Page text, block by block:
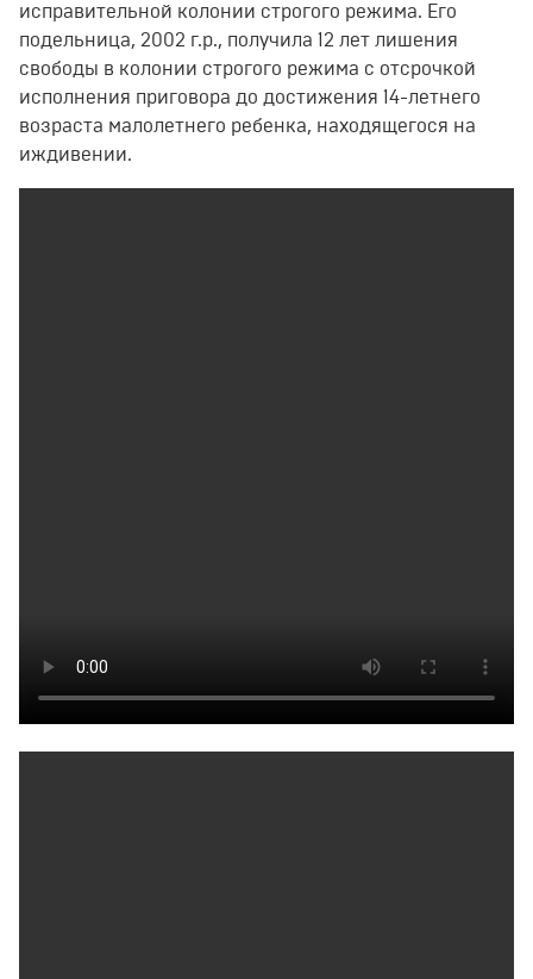
исправительной колонии строгого режима. Его
подельница, 2002 г.р., получила 12 лет лишения
свободы в колонии строгого режима с отсрочкой
исполнения приговора до достижения 14-летнего
возраста малолетнего ребенка, находящегося на
иждивении.